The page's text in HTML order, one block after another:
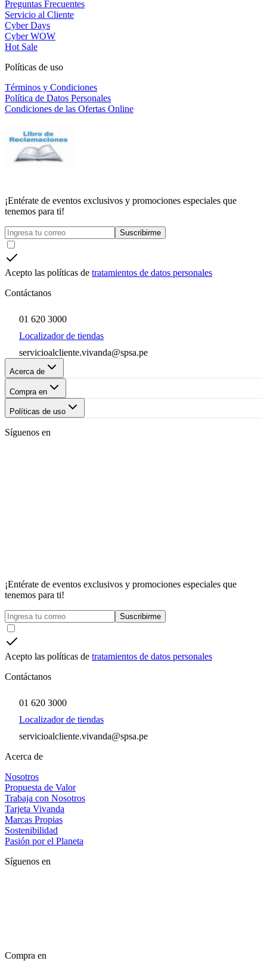
Preguntas Frecuentes
Servicio al Cliente
Cyber Days
Cyber WOW
Hot Sale
Políticas de uso
Términos y Condiciones
Política de Datos Personales
Condiciones de las Ofertas Online
¡Entérate de eventos exclusivos y promociones especiales que
tenemos para ti!
Suscribirme
Acepto las políticas de tratamientos de datos personales
Contáctanos
01 620 3000
Localizador de tiendas
servicioalcliente.vivanda@spsa.pe
Acerca de
Compra en
Políticas de uso
Síguenos en
¡Entérate de eventos exclusivos y promociones especiales que
tenemos para ti!
Suscribirme
Acepto las políticas de tratamientos de datos personales
Contáctanos
01 620 3000
Localizador de tiendas
servicioalcliente.vivanda@spsa.pe
Acerca de
Nosotros
Propuesta de Valor
Trabaja con Nosotros
Tarjeta Vivanda
Marcas Propias
Sostenibilidad
Pasión por el Planeta
Síguenos en
Compra en